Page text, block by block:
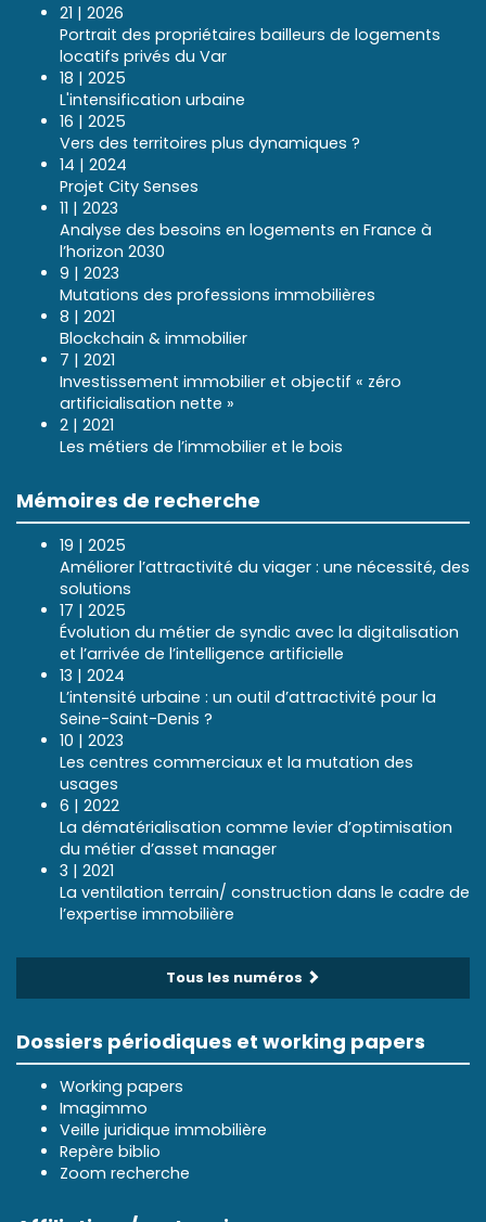
21 | 2026
Portrait des propriétaires bailleurs de logements
locatifs privés du Var
18 | 2025
L'intensification urbaine
16 | 2025
Vers des territoires plus dynamiques ?
14 | 2024
Projet City Senses
11 | 2023
Analyse des besoins en logements en France à
l’horizon 2030
9 | 2023
Mutations des professions immobilières
8 | 2021
Blockchain & immobilier
7 | 2021
Investissement immobilier et objectif « zéro
artificialisation nette »
2 | 2021
Les métiers de l’immobilier et le bois
Mémoires de recherche
19 | 2025
Améliorer l’attractivité du viager : une nécessité, des
solutions
17 | 2025
Évolution du métier de syndic avec la digitalisation
et l’arrivée de l’intelligence artificielle
13 | 2024
L’intensité urbaine : un outil d’attractivité pour la
Seine-Saint-Denis ?
10 | 2023
Les centres commerciaux et la mutation des
usages
6 | 2022
La dématérialisation comme levier d’optimisation
du métier d’asset manager
3 | 2021
La ventilation terrain/ construction dans le cadre de
l’expertise immobilière
Tous les numéros
Dossiers périodiques et working papers
Working papers
Imagimmo
Veille juridique immobilière
Repère biblio
Zoom recherche